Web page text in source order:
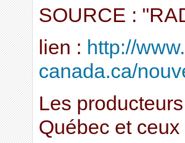
SOURCE :
lien : http://
canada.ca/
Les
Québec et